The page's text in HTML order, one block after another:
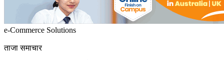
e-Commerce Solutions
ताजा समाचार